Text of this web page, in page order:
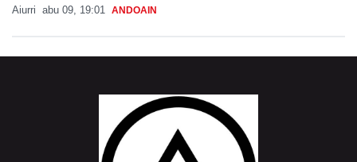
Aiurri abu 09, 19:01 ANDOAIN